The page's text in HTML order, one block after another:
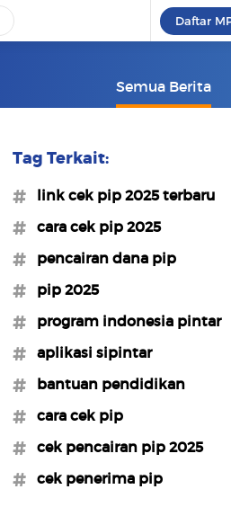
Daftar
Semua Berita
Tag Terkait:
#link cek pip 2025 terbaru
#cara cek pip 2025
#pencairan dana pip
#pip 2025
#program indonesia pintar
#aplikasi sipintar
#bantuan pendidikan
#cara cek pip
#cek pencairan pip 2025
#cek penerima pip